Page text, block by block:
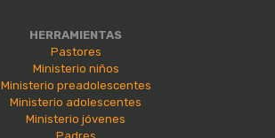
HERRAMIENTAS
Pastores
Ministerio niños
Ministerio preadolescentes
Ministerio adolescentes
Ministerio jóvenes